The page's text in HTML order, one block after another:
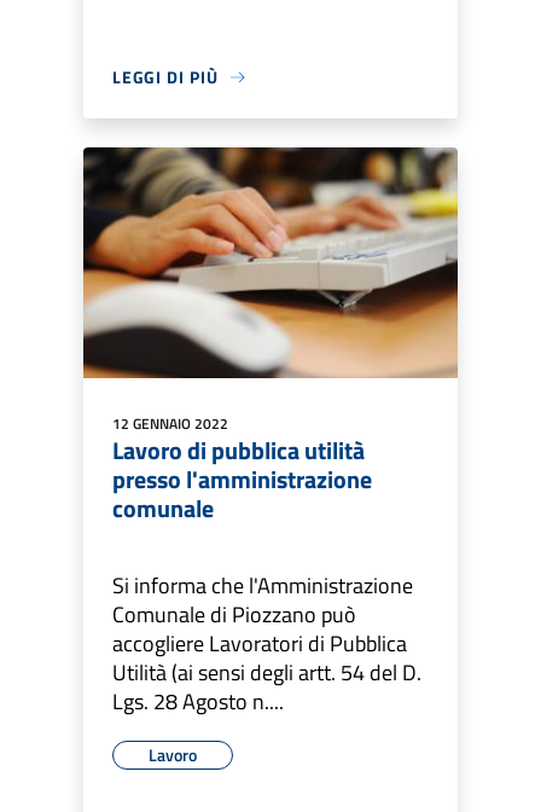
LEGGI DI PIÙ
12 GENNAIO 2022
Lavoro di pubblica utilità
presso l'amministrazione
comunale
Si informa che l'Amministrazione
Comunale di Piozzano può
accogliere Lavoratori di Pubblica
Utilità (ai sensi degli artt. 54 del D.
Lgs. 28 Agosto n....
Lavoro